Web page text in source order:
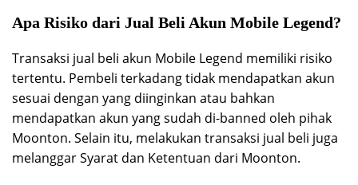
Apa Risiko dari Jual Beli Akun Mobile Legend?
Transaksi jual beli akun Mobile Legend memiliki risiko
tertentu. Pembeli terkadang tidak mendapatkan akun
sesuai dengan yang diinginkan atau bahkan
mendapatkan akun yang sudah di-banned oleh pihak
Moonton. Selain itu, melakukan transaksi jual beli juga
melanggar Syarat dan Ketentuan dari Moonton.